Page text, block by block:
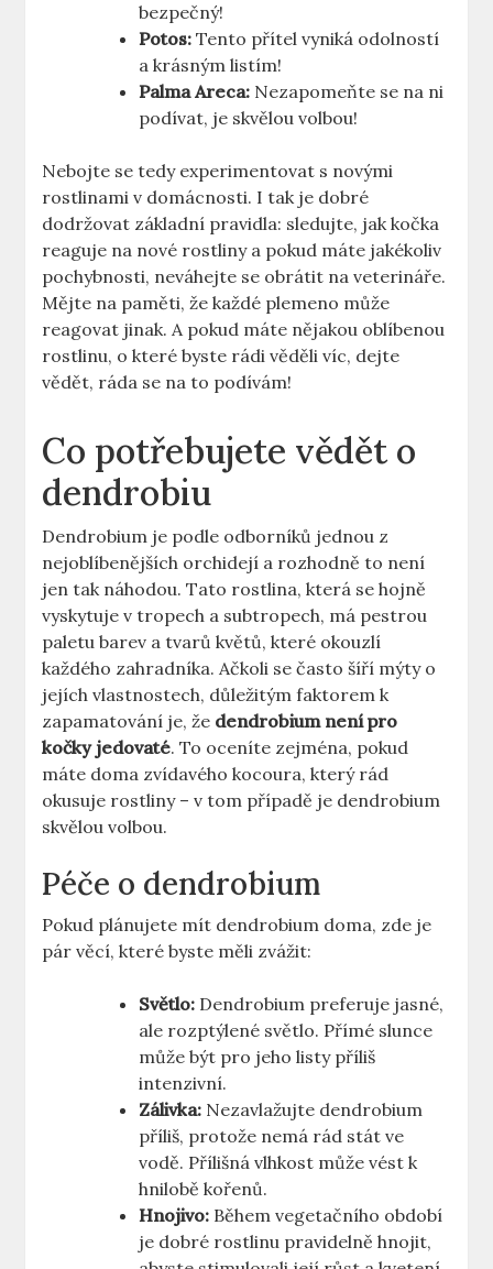
bezpečný!
Potos: Tento přítel vyniká odolností
a krásným listím!
Palma Areca: Nezapomeňte se na ni
podívat, je skvělou volbou!
Nebojte se tedy experimentovat s novými
rostlinami v domácnosti. I tak je dobré
dodržovat základní pravidla: sledujte, jak kočka
reaguje na nové rostliny a pokud máte jakékoliv
pochybnosti, neváhejte se obrátit na veterináře.
Mějte na paměti, že každé plemeno může
reagovat jinak. A pokud máte nějakou oblíbenou
rostlinu, o které byste rádi věděli víc, dejte
vědět, ráda se na to podívám!
Co potřebujete vědět o
dendrobiu
Dendrobium je podle odborníků jednou z
nejoblíbenějších orchidejí a rozhodně to není
jen tak náhodou. Tato rostlina, která se hojně
vyskytuje v tropech a subtropech, má pestrou
paletu barev a tvarů květů, které okouzlí
každého zahradníka. Ačkoli se často šíří mýty o
jejích vlastnostech, důležitým faktorem k
zapamatování je, že dendrobium není pro
kočky jedovaté. To oceníte zejména, pokud
máte doma zvídavého kocoura, který rád
okusuje rostliny – v tom případě je dendrobium
skvělou volbou.
Péče o dendrobium
Pokud plánujete mít dendrobium doma, zde je
pár věcí, které byste měli zvážit:
Světlo: Dendrobium preferuje jasné,
ale rozptýlené světlo. Přímé slunce
může být pro jeho listy příliš
intenzivní.
Zálivka: Nezavlažujte dendrobium
příliš, protože nemá rád stát ve
vodě. Přílišná vlhkost může vést k
hnilobě kořenů.
Hnojivo: Během vegetačního období
je dobré rostlinu pravidelně hnojit,